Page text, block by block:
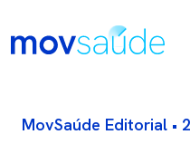
MovSaúde Editorial •